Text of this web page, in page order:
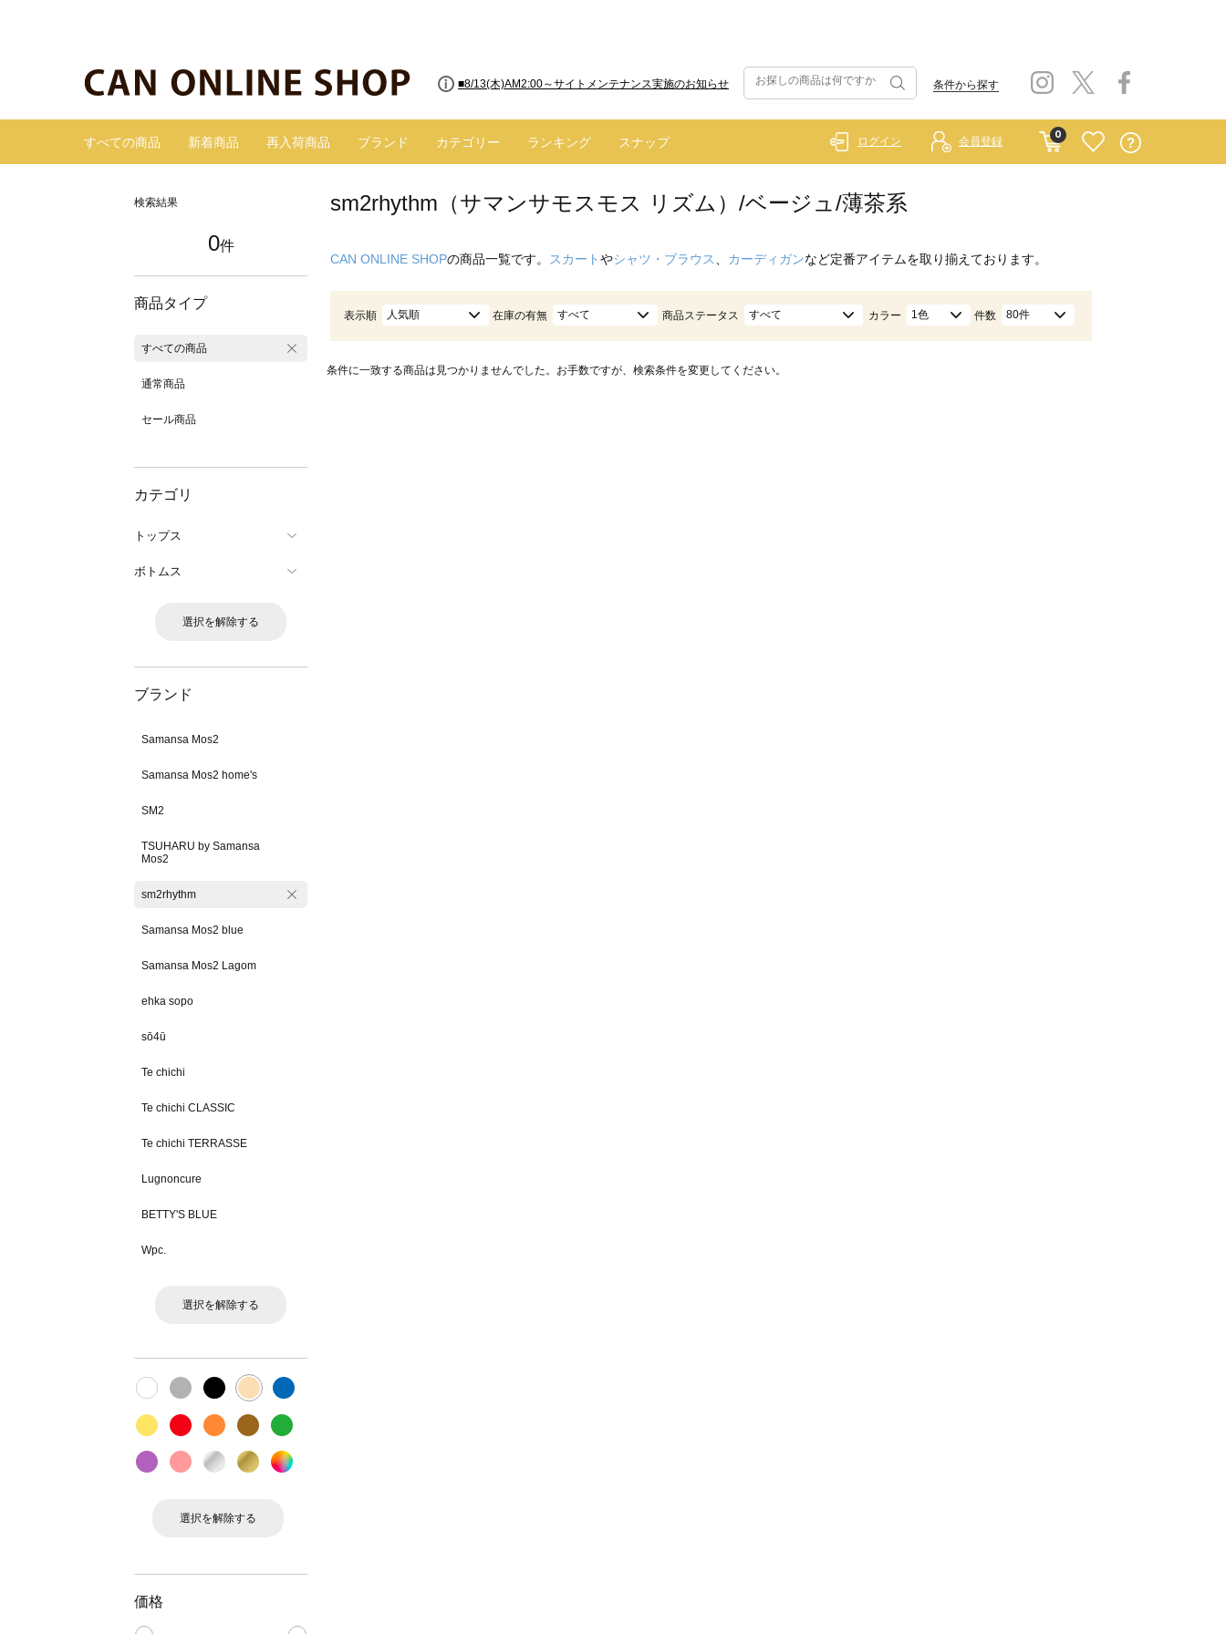
■8/13(木)AM2:00～サイトメンテナンス実施のお知らせ 条件から探す
すべての商品 新着商品 再入荷商品 ブランド カテゴリー ランキング スナップ
0
ログイン 会員登録
検索結果
0件
商品タイプ
すべての商品
通常商品
セール商品
カテゴリ
トップス
ボトムス
選択を解除する
ブランド
Samansa Mos2
Samansa Mos2 home's
SM2
TSUHARU by Samansa
Mos2
sm2rhythm
Samansa Mos2 blue
Samansa Mos2 Lagom
ehka sopo
sō4ū
Te chichi
Te chichi CLASSIC
Te chichi TERRASSE
Lugnoncure
BETTY'S BLUE
Wpc.
選択を解除する
選択を解除する
価格
sm2rhythm（サマンサモスモス リズム）/ベージュ/薄茶系
CAN ONLINE SHOPの商品一覧です。 スカートやシャツ・ブラウス カーディガンなど定番アイテムを取り揃えております。
表示順 人気順 在庫の有無 すべて 商品ステータス すべて カラー 1色 件数 80件
条件に一致する商品は見つかりませんでした。お手数ですが、検索条件を変更してください。